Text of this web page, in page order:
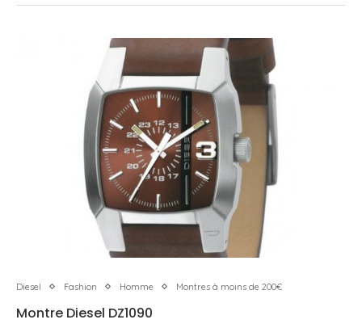
Diesel Fashion Homme Montres à moins de 200€
Montre Diesel DZ1090